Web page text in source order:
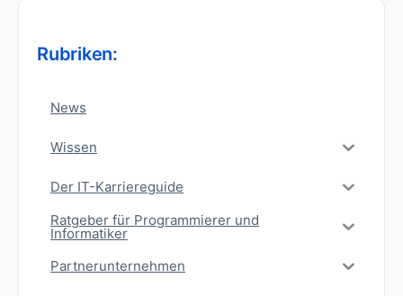
Rubriken:
News
Wissen
Der IT-Karriereguide
Ratgeber für Programmierer und
Informatiker
Partnerunternehmen